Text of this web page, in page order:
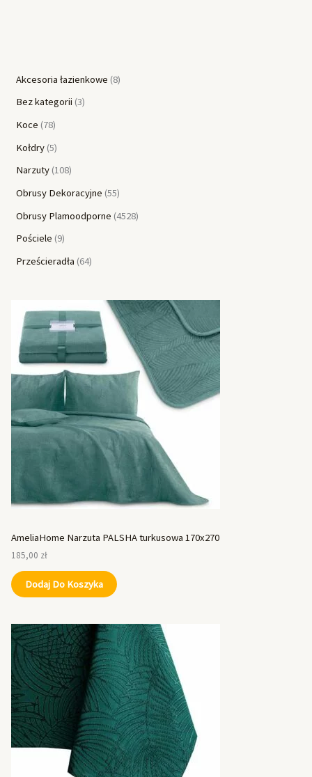
Akcesoria łazienkowe 8
Bez kategorii 3
Koce 78
Kołdry 5
Narzuty 108
Obrusy Dekoracyjne 55
Obrusy Plamoodporne 4528
Pościele 9
Prześcieradła 64
AmeliaHome Narzuta PALSHA turkusowa 170x270
185,00 zł
Dodaj Do Koszyka